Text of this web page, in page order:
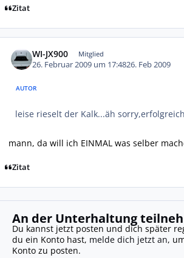
Zitat
WI-JX900 Mitglied
26. Februar 2009 um 17:4826. Feb 2009
AUTOR
leise rieselt der Kalk...äh
mann, da will ich EINMAL was selber
Zitat
An der Unterhaltung
Du kannst jetzt posten und dich später
du ein Konto hast, melde dich jetzt an,
Konto zu posten.